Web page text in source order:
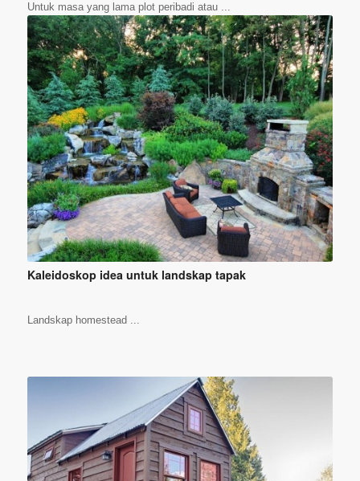
Untuk masa yang lama plot peribadi atau ...
Kaleidoskop idea untuk landskap tapak
Landskap homestead ...